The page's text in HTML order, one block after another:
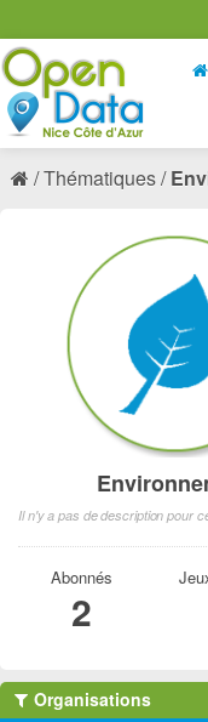
Thématiques
Il n'y a pas de description pour
Abonnés
2
Organisations